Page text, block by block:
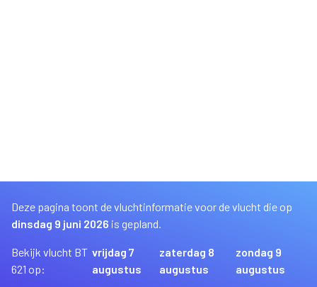
Deze pagina toont de vluchtinformatie voor de vlucht die op
dinsdag 9 juni 2026 is gepland.
Bekijk vlucht BT
621 op:
vrijdag 7
augustus
zaterdag 8
augustus
zondag 9
augustus